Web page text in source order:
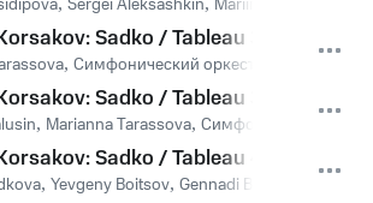
Sergei Aleksashkin Mariinsky Chorus
Sadko / Tableau 3 - "Fs'u
, Симфонический оркестр Мариинского
Sadko / Tableau 3 - "Ali v'jaf'
, Marianna Tarassova, Симфонический
Sadko / Tableau 4 -
, Yevgeny Boitsov, Gennadi Bezzubenkov